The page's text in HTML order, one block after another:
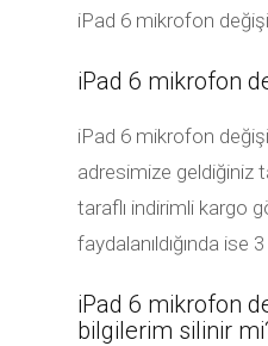
iPad 6 mikrofon
iPad 6 mikrofon
iPad 6 mikrofon
adresimize geldiğiniz
taraflı indirimli kargo
faydalanıldığında ise
iPad 6 mikrofon
bilgilerim silinir